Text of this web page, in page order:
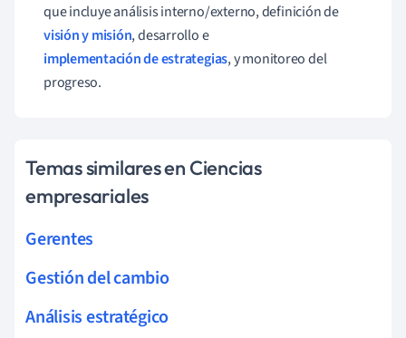
que incluye análisis interno/externo, definición de
visión y misión, desarrollo e
implementación de estrategias, y monitoreo del
progreso.
Temas similares en Ciencias
empresariales
Gerentes
Gestión del cambio
Análisis estratégico